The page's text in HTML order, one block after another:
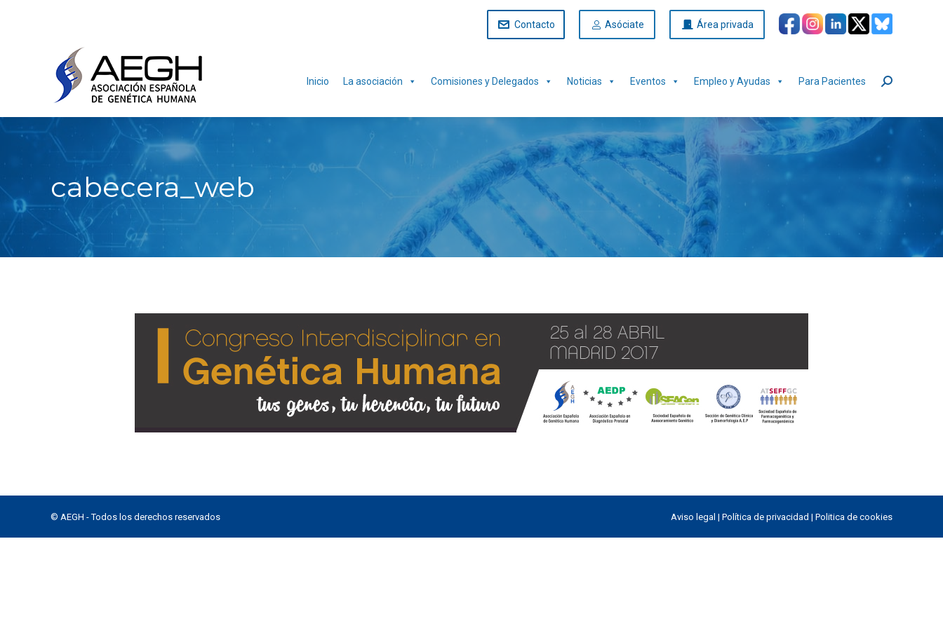
Contacto Asóciate Área privada
Inicio La asociación Comisiones y Delegados Noticias Eventos Empleo y Ayudas Para Pacientes Buscar:
cabecera_web
© AEGH - Todos los derechos reservados Aviso legal | Política de privacidad | Politica de cookies